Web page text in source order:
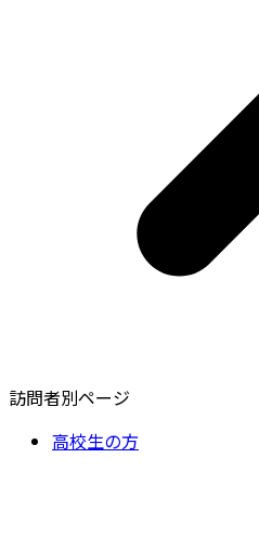
訪問者別ページ
高校生の方